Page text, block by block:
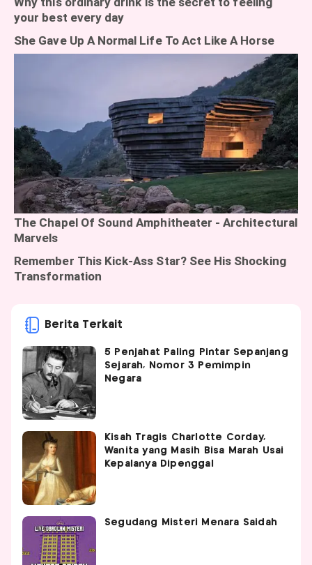
Berita Terkait
5 Penjahat Paling Pintar Sepanjang
Sejarah, Nomor 3 Pemimpin
Negara
Kisah Tragis Charlotte Corday,
Wanita yang Masih Bisa Marah Usai
Kepalanya Dipenggal
Segudang Misteri Menara Saidah